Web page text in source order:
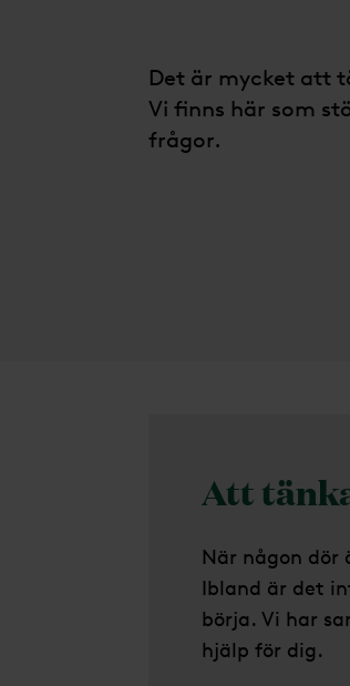
Det är mycket att
Vi finns här som
frågor.
Att
När någon dör
Ibland är det
börja. Vi har
hjälp för dig.